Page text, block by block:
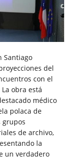
Santiago
del
con el
obra está
médico
polaca de
grupos
de archivo,
la
un verdadero